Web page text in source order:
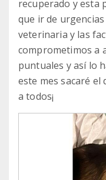
recuperado y esta
que ir de
veterinaria y las
comprometimos a
puntuales y así lo
este mes sacaré el
a todos¡